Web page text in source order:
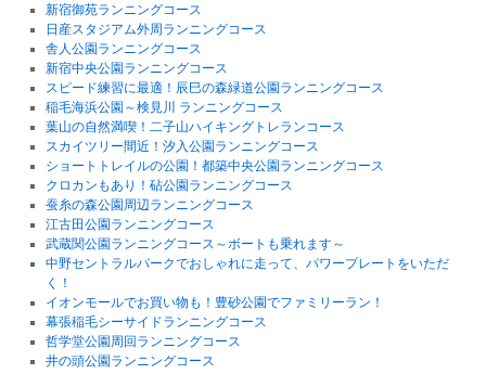
新宿御苑ランニングコース
日産スタジアム外周ランニングコース
舎人公園ランニングコース
新宿中央公園ランニングコース
スピード練習に最適！辰巳の森緑道公園ランニングコース
稲毛海浜公園～検見川 ランニングコース
葉山の自然満喫！二子山ハイキングトレランコース
スカイツリー間近！汐入公園ランニングコース
ショートトレイルの公園！都築中央公園ランニングコース
クロカンもあり！砧公園ランニングコース
蚕糸の森公園周辺ランニングコース
江古田公園ランニングコース
武蔵関公園ランニングコース～ボートも乗れます～
中野セントラルパークでおしゃれに走って、パワープレートをいただ
く！
イオンモールでお買い物も！豊砂公園でファミリーラン！
幕張稲毛シーサイドランニングコース
哲学堂公園周回ランニングコース
井の頭公園ランニングコース